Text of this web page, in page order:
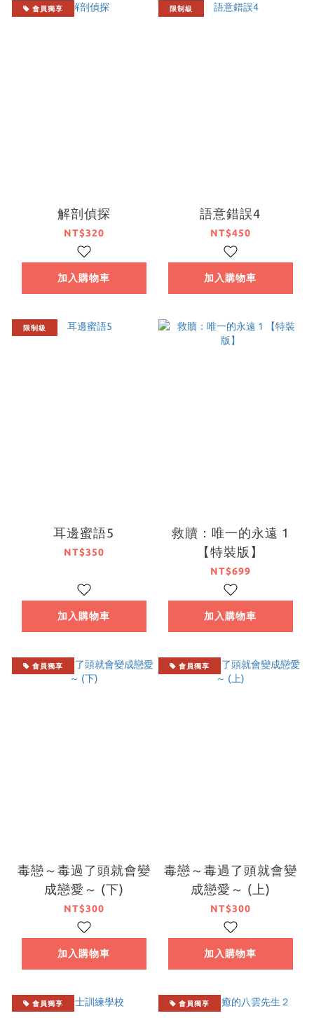
會員獨享
解剖偵探
NT$320
加入購物車
限制級
語意錯誤4
NT$450
加入購物車
限制級
耳邊蜜語5
NT$350
加入購物車
救贖：唯一的永遠 1
【特裝版】
NT$699
加入購物車
會員獨享
毒戀～毒過了頭就會變
成戀愛～ (下)
NT$300
加入購物車
會員獨享
毒戀～毒過了頭就會變
成戀愛～ (上)
NT$300
加入購物車
會員獨享 會員獨享